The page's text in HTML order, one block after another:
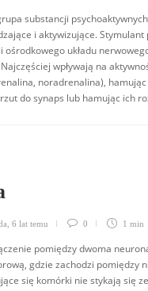
substancji
i aktywizujące.
ośrodkowego układu
wpływają na
noradrenalina),
do synaps lub hamując ich
6 lat temu 0 1 min
pomiędzy dwoma
gdzie zachodzi pomiędzy
się komórki nie stykają się